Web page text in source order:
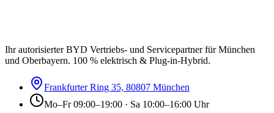
Ihr autorisierter BYD Vertriebs- und Servicepartner für München
und Oberbayern. 100 % elektrisch & Plug-in-Hybrid.
Frankfurter Ring 35, 80807 München
Mo–Fr 09:00–19:00 · Sa 10:00–16:00 Uhr